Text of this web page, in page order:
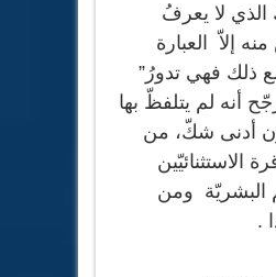
الذي لا يعرفُ
إلاّ العبارة
ذلك فهي تدورُ”
أنه لم يتلفظّ بها
أدنى شكّ، من
الاستثنائيّين
البشريّة ومن
.